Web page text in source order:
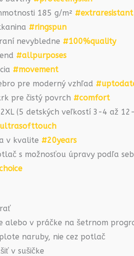
185 g/m² #extraresistant
#ringspun
nevybledne #100%quality
#allpurposes
#movement
pre moderný vzhľad
pre čistý povrch #comfort
(5 detských veľkostí 3-4 až
v kvalite #20years
s možnosťou úpravy podľa
alebo v práčke na šetrnom
naruby, nie cez potlač
v sušičke